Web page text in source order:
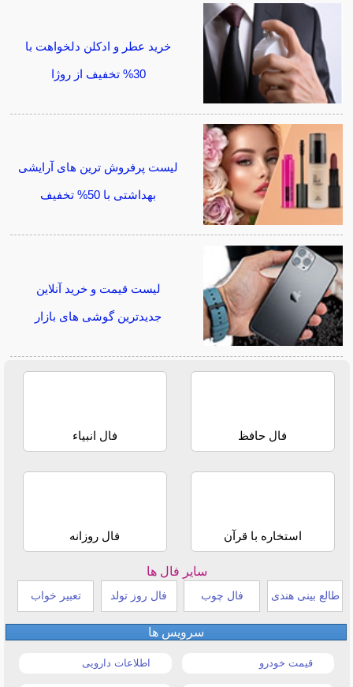
خرید عطر و ادکلن دلخواهت با
30% تخفیف از روژا
لیست پرفروش ترین های آرایشی
بهداشتی با 50% تخفیف
لیست قیمت و خرید آنلاین
جدیدترین گوشی های بازار
فال حافظ فال انبیاء
استخاره با قرآن فال روزانه
سایر فال ها
طالع بینی هندی فال چوب فال روز تولد تعبیر خواب
سرویس ها
قیمت خودرو اطلاعات دارویی